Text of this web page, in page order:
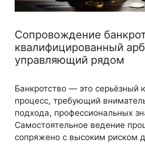
Сопровождение
квалифицированный
управляющий рядом
Банкротство — это серьёзный
процесс, требующий
подхода, профессиональных
Самостоятельное ведение
сопряжено с высоким риском